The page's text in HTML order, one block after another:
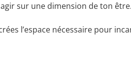
sur une dimension de ton être.
l’espace nécessaire pour